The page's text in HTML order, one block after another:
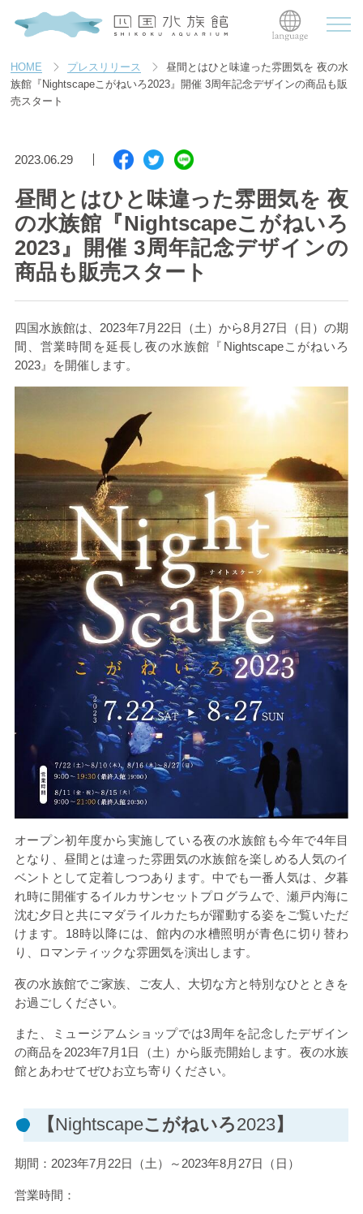
HOME プレスリリース
昼間とはひと味違った雰囲気を 夜の水
族館『Nightscapeこがねいろ2023』開催 3周年記念デザインの商品も販
売スタート
2023.06.29
昼間とはひと味違った雰囲気を 夜
の水族館『Nightscapeこがねいろ
2023』開催 3周年記念デザインの
商品も販売スタート
四国水族館は、2023年7月 22日（土）から8 月 27日（日）の期
間、営業時間を延長し夜の水族館『 Nightscapeこがねいろ
2023』を開催します。
オープン初年度から実施している夜の水族館も今年で4年目
となり、昼間とは違った雰囲気の水族館を楽しめる人気のイ
ベントとして定着しつつあります。中でも一番人気は、夕暮
れ時に開催するイルカサンセットプログラムで、瀬戸内海に
沈む夕日と共にマダライルカたちが躍動する姿をご覧いただ
けます。 18時以降には、館内の水槽照明が青色に切り替わ
り、ロマンティックな雰囲気を演出します。
夜の水族館でご家族、ご友人、大切な方と特別なひとときを
お過ごしください。
また、ミュージアムショップでは3周年を記念したデザイン
の商品を2023年7月 1 日（土）から販売開始します。夜の水族
館とあわせてぜひお立ち寄りください。
【Nightscapeこがねいろ2023】
期間： 2023年7月 22日（土）～ 2023年8月 27日（日）
営業時間：